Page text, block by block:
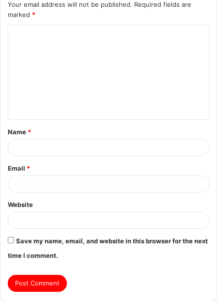
Your email address will not be published. Required fields are
marked *
t
*
Name *
Email *
Website
Save my name, email, and website in this browser for the next
time I comment.